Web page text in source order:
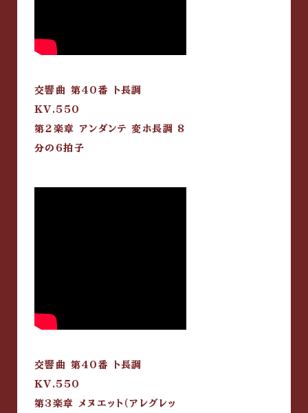
交響曲 第40番 ト長調
KV.550
第2楽章 アンダンテ 変ホ長調 8
分の6拍子
交響曲 第40番 ト長調
KV.550
第3楽章 メヌエット（アレグレッ